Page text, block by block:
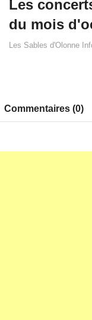
Les
du mois
Les Sables d'Olonne
Commentaires (0)